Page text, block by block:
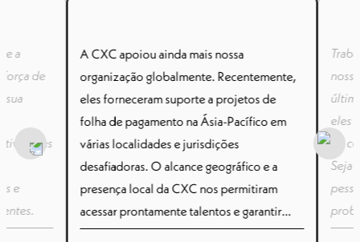
a
de
sua
eles
e
A CXC apoiou ainda mais nossa
organização globalmente. Recentemente,
eles forneceram suporte a projetos de
folha de pagamento na Ásia-Pacífico em
várias localidades e jurisdições
desafiadoras. O alcance geográfico e a
presença local da CXC nos permitiram
acessar prontamente talentos e garantir
consistência e conformidade ao envolver
eles
de
Seja